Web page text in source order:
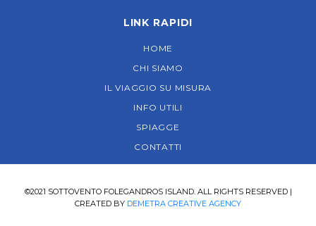
LINK RAPIDI
HOME
CHI SIAMO
IL VIAGGIO SU MISURA
INFO UTILI
SPIAGGE
CONTATTI
©2021 SOTTOVENTO FOLEGANDROS ISLAND. ALL RIGHTS RESERVED |
CREATED BY DEMETRA CREATIVE AGENCY